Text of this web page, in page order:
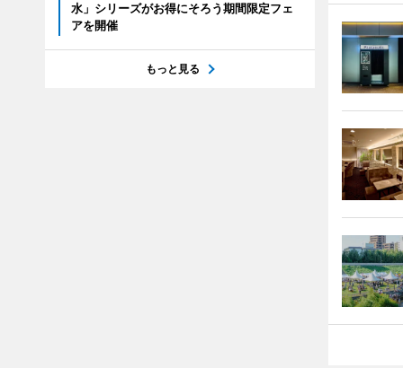
水」シリーズがお得にそろう期間限定フェ
アを開催
もっと見る